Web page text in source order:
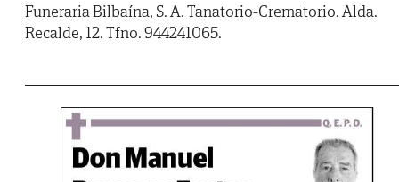
Funeraria Bilbaína, S. A. Tanatorio-Crematorio. Alda.
Recalde, 12. Tfno. 944241065.